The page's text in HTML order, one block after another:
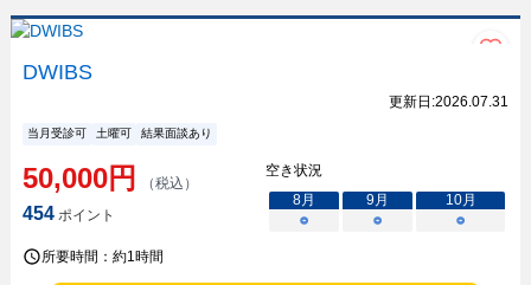
DWIBS
更新日:2026.07.31
当月受診可 土曜可 結果面談あり
50,000円 （税込）
454ポイント
空き状況
8月 9月 10月
○
○ ○
所要時間： 約1時間